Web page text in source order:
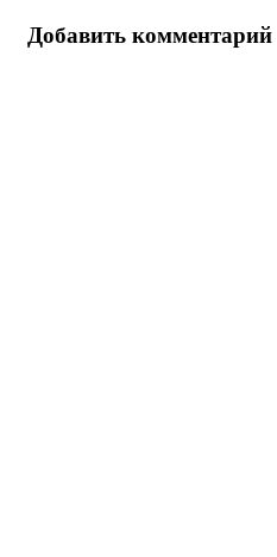
Добавить комментарий